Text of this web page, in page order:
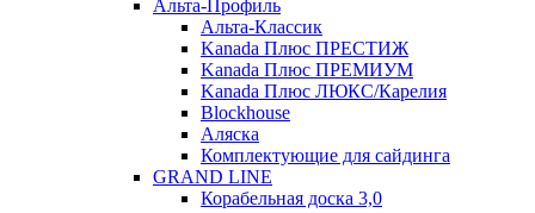
Альта-Профиль
Альта-Классик
Kanada Плюс ПРЕСТИЖ
Kanada Плюс ПРЕМИУМ
Kanada Плюс ЛЮКС/Карелия
Blockhouse
Аляска
Комплектующие для сайдинга
GRAND LINE
Корабельная доска 3,0